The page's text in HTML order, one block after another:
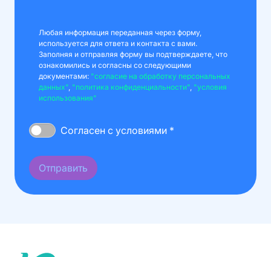
Любая информация переданная через форму,
используется для ответа и контакта с вами.
Заполняя и отправляя форму вы подтверждаете, что
ознакомились и согласны со следующими
документами: "согласие на обработку персональных
данных" "политика конфиденциальности" "условия
использования"
Согласен с условиями *
Отправить